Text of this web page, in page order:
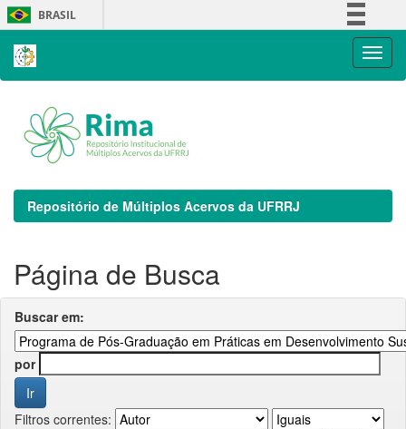
Skip
navigation
BRASIL
Repositório de Múltiplos Acervos da UFRRJ
Página de Busca
Buscar em:
por
Filtros correntes: